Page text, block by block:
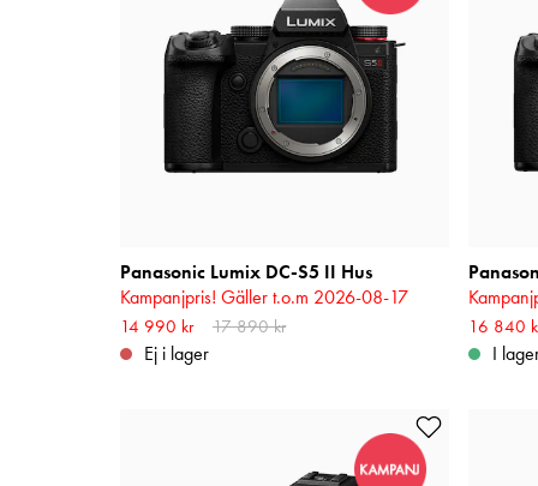
Panasonic Lumix DC-S5 II Hus
Kampanjpris! Gäller t.o.m 2026-08-17
Nuvarande pris:14 990 kr
17 890 kr
14 990 kr 17 890 kr
Ej i lager
20 090
16 840
I